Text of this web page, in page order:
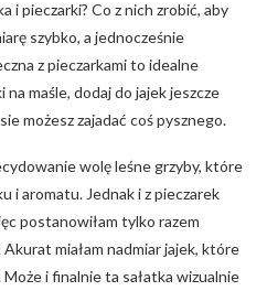
i pieczarki? Co z nich zrobić, aby
szybko, a jednocześnie
z pieczarkami to idealne
na maśle, dodaj do jajek jeszcze
możesz zajadać coś pysznego.
wolę leśne grzyby, które
i aromatu. Jednak i z pieczarek
postanowiłam tylko razem
miałam nadmiar jajek, które
Może i finalnie ta sałatka wizualnie